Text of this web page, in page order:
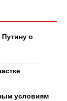
о
условиям